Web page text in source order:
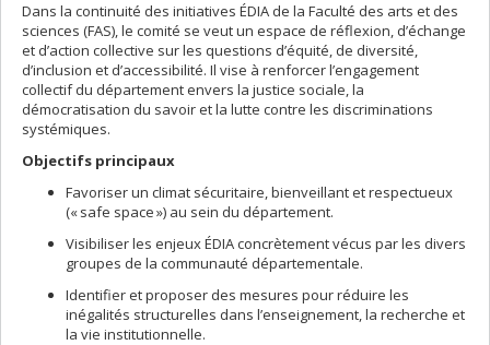
Dans la continuité des initiatives ÉDIA de la Faculté des arts et des
sciences (FAS), le comité se veut un espace de réflexion, d’échange
et d’action collective sur les questions d’équité, de diversité,
d’inclusion et d’accessibilité. Il vise à renforcer l’engagement
collectif du département envers la justice sociale, la
démocratisation du savoir et la lutte contre les discriminations
systémiques.
Objectifs principaux
Favoriser un climat sécuritaire, bienveillant et respectueux
(« safe space ») au sein du département.
Visibiliser les enjeux ÉDIA concrètement vécus par les divers
groupes de la communauté départementale.
Identifier et proposer des mesures pour réduire les
inégalités structurelles dans l’enseignement, la recherche et
la vie institutionnelle.